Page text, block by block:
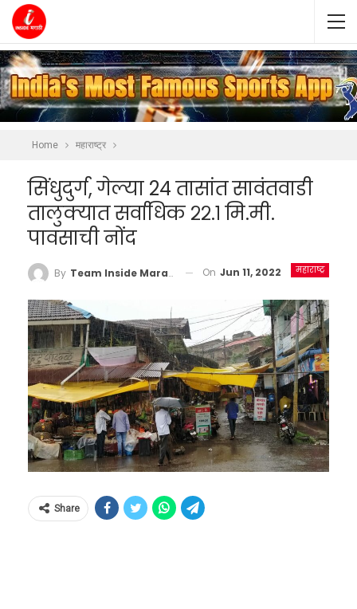
Home महाराष्ट्र
सिंधुदुर्ग, गेल्या 24 तासांत सावंतवाडी
तालुक्यात सर्वाधिक २२.१ मि.मी.
पावसाची नोंद
महाराष्ट्र
By Team Inside Marathi On Jun 11, 2022
Share